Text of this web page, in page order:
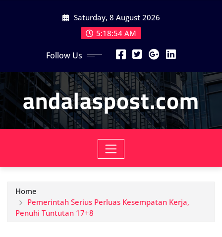
Saturday, 8 August 2026
5:18:55 AM
Follow Us
andalaspost.com
Home
Pemerintah Serius Perluas Kesempatan Kerja,
Penuhi Tuntutan 17+8